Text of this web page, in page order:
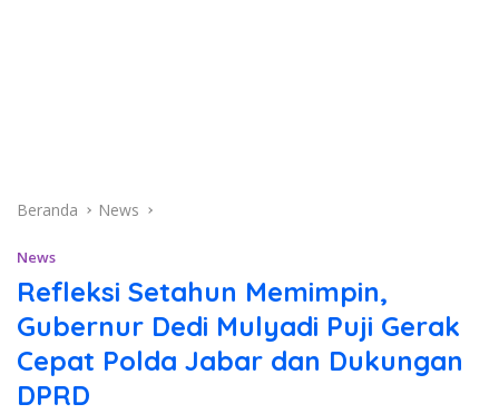
Beranda News
News
Refleksi Setahun Memimpin,
Gubernur Dedi Mulyadi Puji Gerak
Cepat Polda Jabar dan Dukungan
DPRD